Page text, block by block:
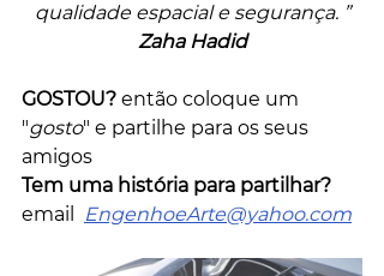
qualidade espacial e segurança. ”
Zaha Hadid
GOSTOU? então coloque um
"gosto" e partilhe para os seus
amigos
Tem uma história para partilhar?
email
EngenhoeArte@yahoo.com